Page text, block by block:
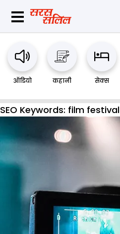
ऑडियो कहानी सेक्स
SEO Keywords: film festival